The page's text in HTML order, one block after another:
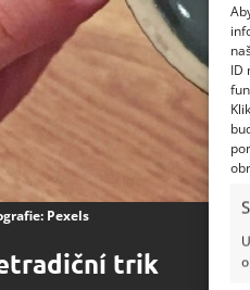
ID
Pexels
trik